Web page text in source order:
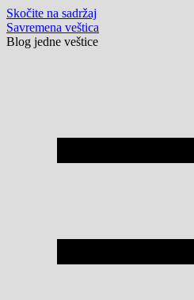
Skočite na sadržaj
Savremena veštica
Blog jedne veštice